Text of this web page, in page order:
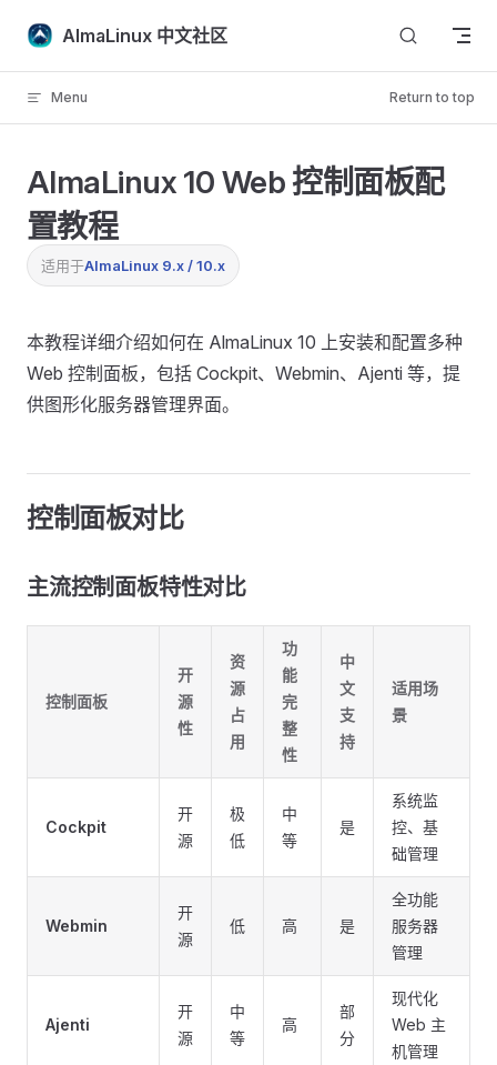
Skip to content
AlmaLinux 中文社区
Menu Return to top
AlmaLinux 10 Web 控制面板配
置教程
适用于AlmaLinux 9.x / 10.x
本教程详细介绍如何在 AlmaLinux 10 上安装和配置多种
Web 控制面板，包括 Cockpit、Webmin、Ajenti 等，提
供图形化服务器管理界面。
控制面板对比
主流控制面板特性对比
控制面板
开
源
性
资
源
占
用
功
能
完
整
性
中
文
支
持
适用场
景
Cockpit
开
源
极
低
中
等
是
系统监
控、基
础管理
Webmin
开
源
低 高 是
全功能
服务器
管理
Ajenti
开
源
中
等
高
部
分
现代化
Web 主
机管理